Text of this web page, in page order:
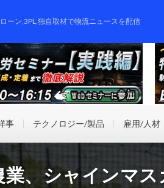
ーン,3PL,独自取材で物流ニュースを配信
事 テクノロジー/製品 雇用/人材
、シャインマ